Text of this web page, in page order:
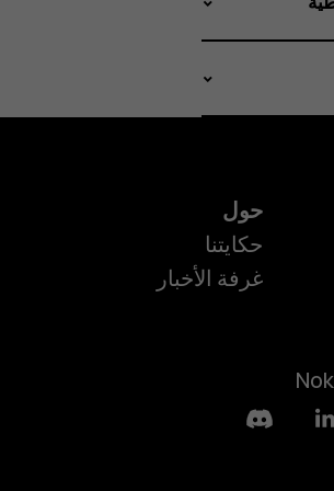
حول
حكايتنا
غرفة الأخبار
Linkedin
Discord